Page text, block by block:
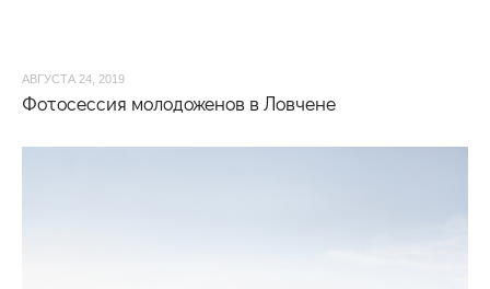
АВГУСТА 24, 2019
Фотосессия молодоженов в Ловчене